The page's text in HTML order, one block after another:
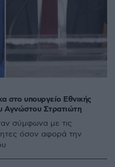
στο υπουργείο Εθνικής
Αγνώστου Στρατιώτη
σύμφωνα με τις
όσον αφορά την